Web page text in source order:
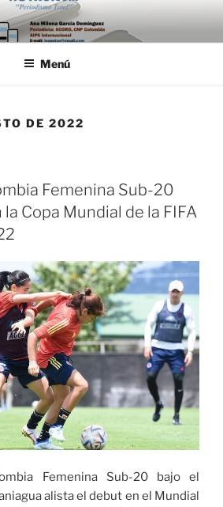
Menú
DE 2022
Femenina Sub-20
Copa Mundial de la FIFA
Femenina Sub-20 bajo el
alista el debut en el Mundial